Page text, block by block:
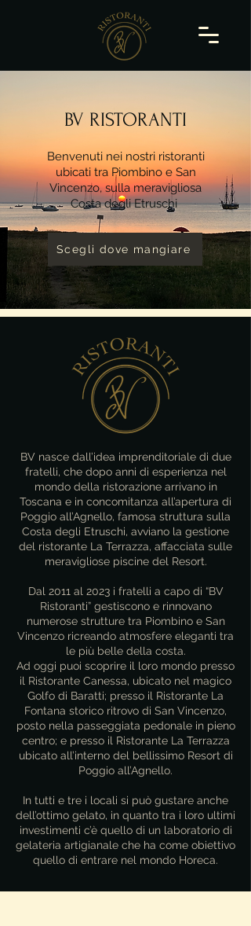
BV RISTORANTI
Benvenuti nei nostri ristoranti
ubicati tra Piombino e San
Vincenzo, sulla meravigliosa
Costa degli Etruschi
Scegli dove mangiare
BV nasce dall’idea imprenditoriale di due
fratelli, che dopo anni di esperienza nel
mondo della ristorazione arrivano in
Toscana e in concomitanza all’apertura di
Poggio all’Agnello, famosa struttura sulla
Costa degli Etruschi, avviano la gestione
del ristorante La Terrazza, affacciata sulle
meravigliose piscine del Resort.
Dal 2011 al 2023 i fratelli a capo di “BV
Ristoranti” gestiscono e rinnovano
numerose strutture tra Piombino e San
Vincenzo ricreando atmosfere eleganti tra
le più belle della costa.
Ad oggi puoi scoprire il loro mondo presso
il Ristorante Canessa, ubicato nel magico
Golfo di Baratti; presso il Ristorante La
Fontana storico ritrovo di San Vincenzo,
posto nella passeggiata pedonale in pieno
centro; e presso il Ristorante La Terrazza
ubicato all’interno del bellissimo Resort di
Poggio all’Agnello.
In tutti e tre i locali si può gustare anche
dell’ottimo gelato, in quanto tra i loro ultimi
investimenti c’è quello di un laboratorio di
gelateria artigianale che ha come obiettivo
quello di entrare nel mondo Horeca.